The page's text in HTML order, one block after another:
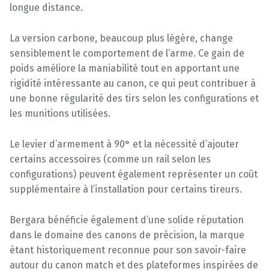
longue distance.
La version carbone, beaucoup plus légère, change
sensiblement le comportement de l’arme. Ce gain de
poids améliore la maniabilité tout en apportant une
rigidité intéressante au canon, ce qui peut contribuer à
une bonne régularité des tirs selon les configurations et
les munitions utilisées.
Le levier d’armement à 90° et la nécessité d’ajouter
certains accessoires (comme un rail selon les
configurations) peuvent également représenter un coût
supplémentaire à l’installation pour certains tireurs.
Bergara bénéficie également d’une solide réputation
dans le domaine des canons de précision, la marque
étant historiquement reconnue pour son savoir-faire
autour du canon match et des plateformes inspirées de